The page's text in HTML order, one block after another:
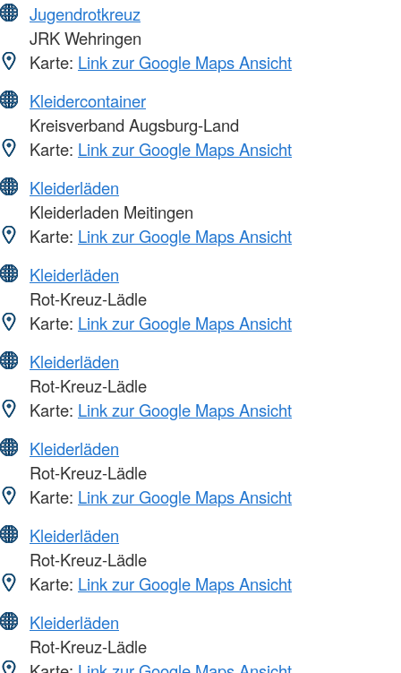
Jugendrotkreuz
JRK Wehringen
Karte: Link zur Google Maps Ansicht
Kleidercontainer
Kreisverband Augsburg-Land
Karte: Link zur Google Maps Ansicht
Kleiderläden
Kleiderladen Meitingen
Karte: Link zur Google Maps Ansicht
Kleiderläden
Rot-Kreuz-Lädle
Karte: Link zur Google Maps Ansicht
Kleiderläden
Rot-Kreuz-Lädle
Karte: Link zur Google Maps Ansicht
Kleiderläden
Rot-Kreuz-Lädle
Karte: Link zur Google Maps Ansicht
Kleiderläden
Rot-Kreuz-Lädle
Karte: Link zur Google Maps Ansicht
Kleiderläden
Rot-Kreuz-Lädle